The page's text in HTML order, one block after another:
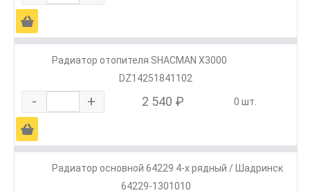
Ä
Радиатор отопителя SHACMAN X3000
DZ14251841102
- + 2 540 ₽ 0 шт.
Ä
Радиатор основной 64229 4-х рядный / Шадринск
64229-1301010